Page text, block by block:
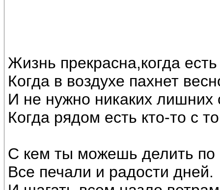
Жизнь прекрасна,когда
Когда в воздухе пахнет
И не нужно никаких лишних
Когда рядом есть кто-то с
С кем ты можешь делить по
Все печали и радости дней.